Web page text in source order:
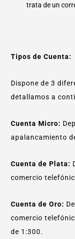
trata de un
Tipos de Cuenta:
Dispone de 3
detallamos a
Cuenta Micro:
apalancamiento
Cuenta de Plata:
comercio
Cuenta de Oro:
comercio
de 1:300.